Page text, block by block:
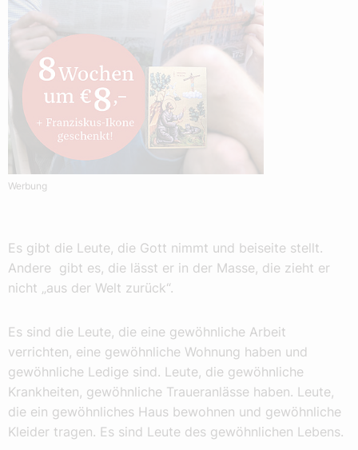
Werbung
Es gibt die Leute, die Gott nimmt und beiseite stellt.
Andere gibt es, die lässt er in der Masse, die zieht er
nicht „aus der Welt zurück“.
Es sind die Leute, die eine gewöhnliche Arbeit
verrichten, eine gewöhnliche Wohnung haben und
gewöhnliche Ledige sind. Leute, die gewöhnliche
Krankheiten, gewöhnliche Traueranlässe haben. Leute,
die ein gewöhnliches Haus bewohnen und gewöhnliche
Kleider tragen. Es sind Leute des gewöhnlichen Lebens.